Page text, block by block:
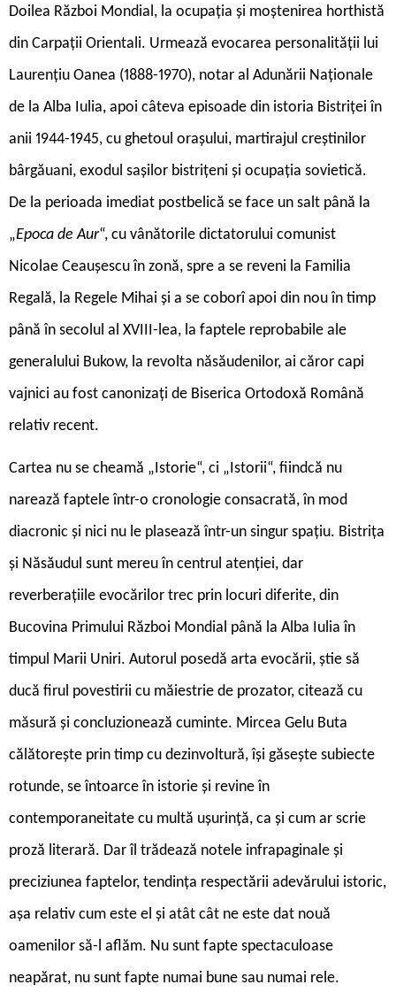
Doilea Război Mondial, la ocupația și moștenirea horthistă
din Carpații Orientali. Urmează evocarea personalității lui
Laurențiu Oanea (1888-1970), notar al Adunării Naționale
de la Alba Iulia, apoi câteva episoade din istoria Bistriței în
anii 1944-1945, cu ghetoul orașului, martirajul creștinilor
bârgăuani, exodul sașilor bistrițeni și ocupația sovietică.
De la perioada imediat postbelică se face un salt până la
„Epoca de Aur“, cu vânătorile dictatorului comunist
Nicolae Ceaușescu în zonă, spre a se reveni la Familia
Regală, la Regele Mihai și a se coborî apoi din nou în timp
până în secolul al XVIII-lea, la faptele reprobabile ale
generalului Bukow, la revolta năsăudenilor, ai căror capi
vajnici au fost canonizați de Biserica Ortodoxă Română
relativ recent.
Cartea nu se cheamă „Istorie“, ci „Istorii“, fiindcă nu
narează faptele într-o cronologie consacrată, în mod
diacronic și nici nu le plasează într-un singur spațiu. Bistrița
și Năsăudul sunt mereu în centrul atenției, dar
reverberațiile evocărilor trec prin locuri diferite, din
Bucovina Primului Război Mondial până la Alba Iulia în
timpul Marii Uniri. Autorul posedă arta evocării, știe să
ducă firul povestirii cu măiestrie de prozator, citează cu
măsură și concluzionează cuminte. Mircea Gelu Buta
călătorește prin timp cu dezinvoltură, își găsește subiecte
rotunde, se întoarce în istorie și revine în
contemporaneitate cu multă ușurință, ca și cum ar scrie
proză literară. Dar îl trădează notele infrapaginale și
preciziunea faptelor, tendința respectării adevărului istoric,
așa relativ cum este el și atât cât ne este dat nouă
oamenilor să-l aflăm. Nu sunt fapte spectaculoase
neapărat, nu sunt fapte numai bune sau numai rele.